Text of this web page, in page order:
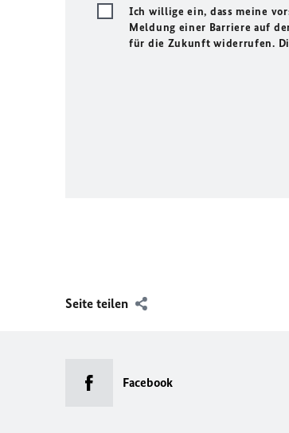
Ich willige ein, dass meine
Meldung einer Barriere auf
für die Zukunft widerrufen.
Seite teilen
Facebook